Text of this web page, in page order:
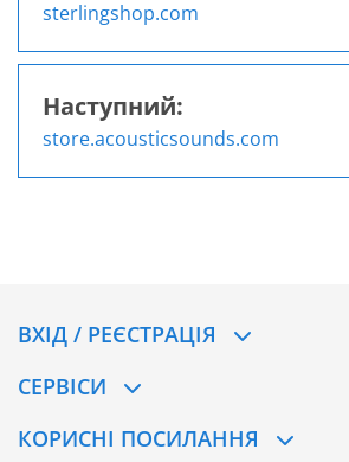
Навігація
записів
sterlingshop.com
Наступний:
store.acousticsounds.com
ВХІД / РЕЄСТРАЦІЯ
CЕРВІСИ
КОРИСНІ ПОСИЛАННЯ